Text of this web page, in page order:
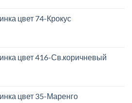
цвет 74-Крокус
цвет 416-Св.коричневый
цвет 35-Маренго